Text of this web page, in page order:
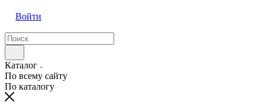
Войти
Каталог
По всему сайту
По каталогу